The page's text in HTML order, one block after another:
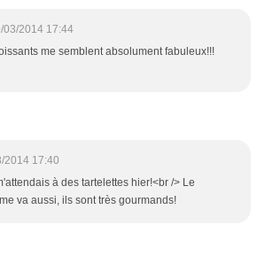
03/2014 17:44
me semblent absolument fabuleux!!!
2014 17:40
à des tartelettes hier!<br /> Le
va aussi, ils sont très gourmands!